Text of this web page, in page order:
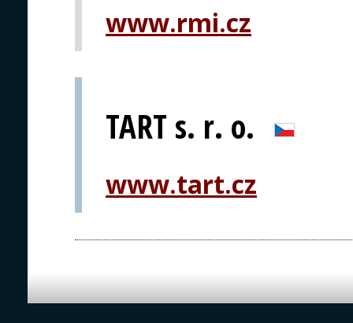
www.rmi.cz
TART s. r. o.
www.tart.cz